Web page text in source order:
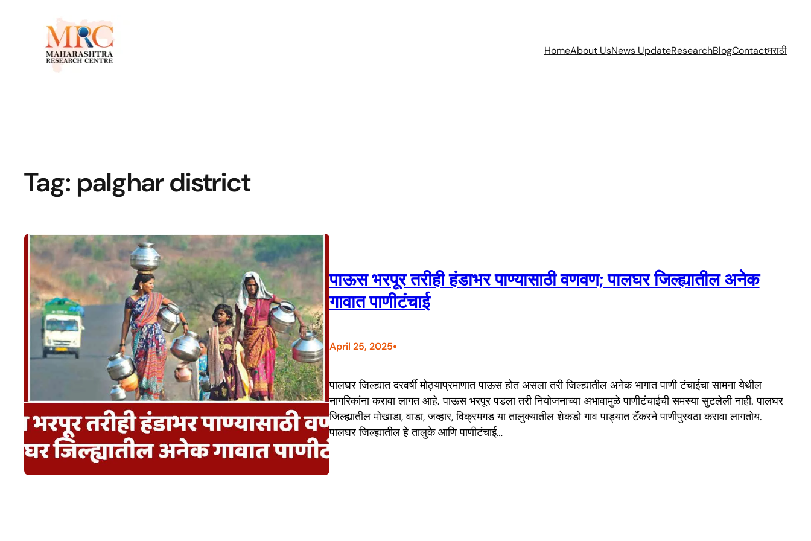
HomeAbout UsNews UpdateResearchBlogContactमराठी
Tag: palghar district
पाऊस भरपूर तरीही हंडाभर पाण्यासाठी वणवण; पालघर जिल्ह्यातील अनेक
गावात पाणीटंचाई
April 25, 2025•
पालघर जिल्ह्यात दरवर्षी मोठ्याप्रमाणात पाऊस होत असला तरी जिल्ह्यातील अनेक भागात पाणी टंचाईचा सामना येथील
नागरिकांना करावा लागत आहे. पाऊस भरपूर पडला तरी नियोजनाच्या अभावामुळे पाणीटंचाईची समस्या सुटलेली नाही. पालघर
जिल्ह्यातील मोखाडा, वाडा, जव्हार, विक्रमगड या तालुक्यातील शेकडो गाव पाड्यात टँकरने पाणीपुरवठा करावा लागतोय.
पालघर जिल्ह्यातील हे तालुके आणि पाणीटंचाई…